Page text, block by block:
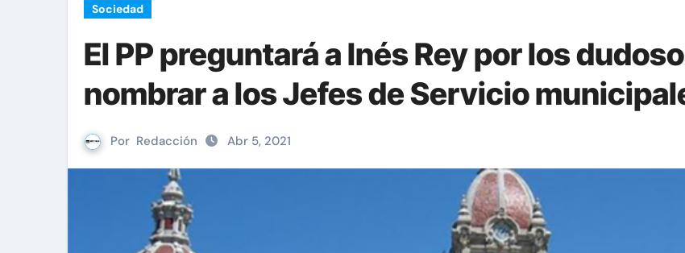
Sociedad
El PP preguntará a Inés Rey por los
nombrar a los Jefes de Servicio
Por Redacción Abr 5, 2021